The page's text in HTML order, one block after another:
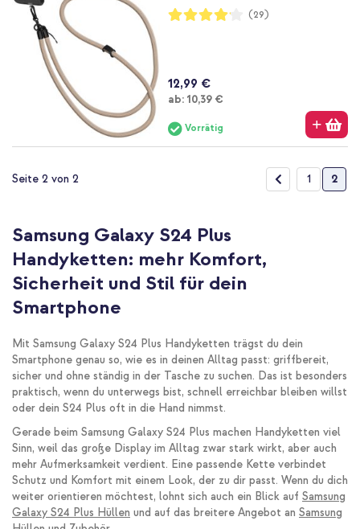
Bewertung:
82%
(29)
12,99 €
ab: Ab
10,39 €
Vorrätig
Seite 2 von 2 SeiteSeite
ZurückSeite
1 Sie
2
Samsung Galaxy S24 Plus
Handyketten: mehr Komfort,
Sicherheit und Stil für dein
Smartphone
Mit Samsung Galaxy S24 Plus Handyketten trägst du dein
Smartphone genau so, wie es in deinen Alltag passt: griffbereit,
sicher und ohne ständig in der Tasche zu suchen. Das ist besonders
praktisch, wenn du unterwegs bist, schnell erreichbar bleiben willst
oder dein S24 Plus oft in die Hand nimmst.
Gerade beim Samsung Galaxy S24 Plus machen Handyketten viel
Sinn, weil das große Display im Alltag zwar stark wirkt, aber auch
mehr Aufmerksamkeit verdient. Eine passende Kette verbindet
Schutz und Komfort mit einem Look, der zu dir passt. Wenn du dich
weiter orientieren möchtest, lohnt sich auch ein Blick auf Samsung
Galaxy S24 Plus Hüllen und auf das breitere Angebot an Samsung